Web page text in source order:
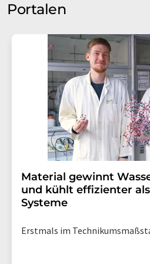
Portalen
Material gewinnt
und kühlt effizienter
Systeme
Erstmals im